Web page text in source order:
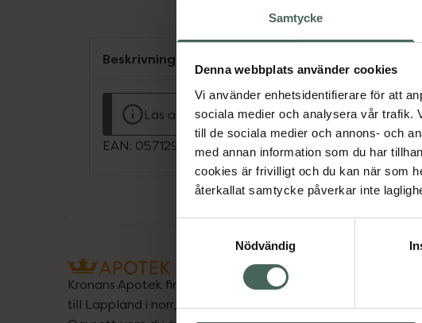
Samtycke
Denna webbplats använder cookies
Vi använder enhetsidentifierare för att
sociala medier och analysera vår trafik.
till de sociala medier och annons- och
med annan information som du har
cookies är frivilligt och du kan när som
återkallat samtycke påverkar inte
Nödvändig
Beskrivning
Läs alltid bipacksedeln innan användning.
EAN: 05712923017250
Kronans Apotek finns här för dig. Du hittar oss från Skåne i
till Lappland i norr, och online i mobilen och på datorn.